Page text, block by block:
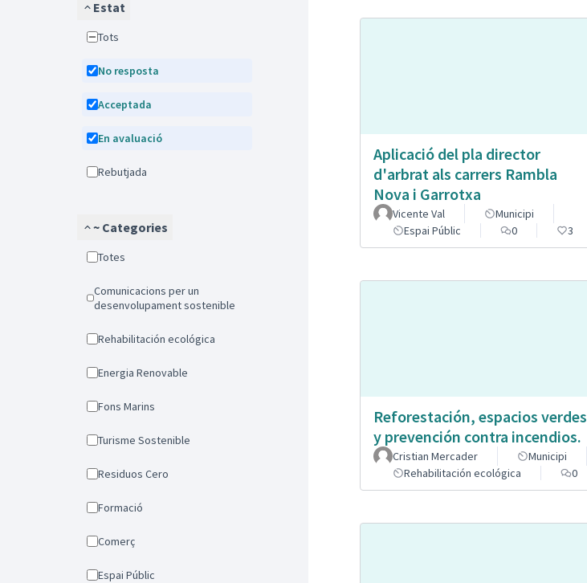
Estat
Tots
No resposta
Acceptada
En avaluació
Rebutjada
~ Categories
Totes
Comunicacions per un
desenvolupament sostenible
Rehabilitación ecológica
Energia Renovable
Fons Marins
Turisme Sostenible
Residuos Cero
Formació
Comerç
Espai Públic
Aplicació del pla director
d'arbrat als carrers Rambla
Nova i Garrotxa
Vicente Val
Municipi
Espai Públic
0 3
Reforestación, espacios verdes
y prevención contra incendios.
Cristian Mercader
Municipi
Rehabilitación ecológica
0